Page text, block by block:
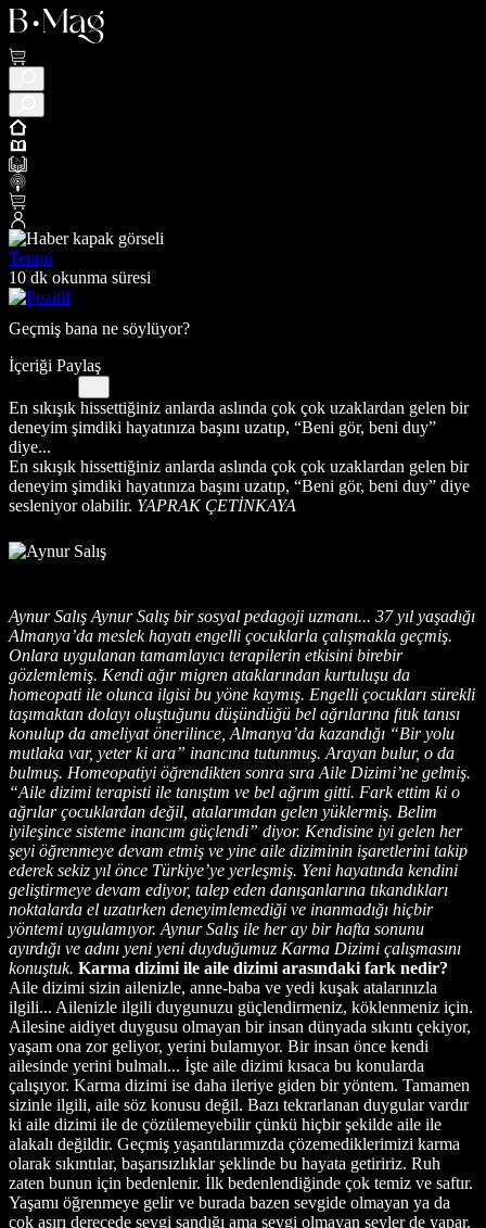
Terapi
10 dk okunma süresi
Geçmiş bana ne söylüyor?
İçeriği Paylaş
En sıkışık hissettiğiniz anlarda aslında çok çok uzaklardan gelen bir
deneyim şimdiki hayatınıza başını uzatıp, “Beni gör, beni duy”
diye...
En sıkışık hissettiğiniz anlarda aslında çok çok uzaklardan gelen bir
deneyim şimdiki hayatınıza başını uzatıp, “Beni gör, beni duy” diye
sesleniyor olabilir. YAPRAK ÇETİNKAYA
Aynur Salış Aynur Salış bir sosyal pedagoji uzmanı... 37 yıl yaşadığı
Almanya’da meslek hayatı engelli çocuklarla çalışmakla geçmiş.
Onlara uygulanan tamamlayıcı terapilerin etkisini birebir
gözlemlemiş. Kendi ağır migren ataklarından kurtuluşu da
homeopati ile olunca ilgisi bu yöne kaymış. Engelli çocukları sürekli
taşımaktan dolayı oluştuğunu düşündüğü bel ağrılarına fıtık tanısı
konulup da ameliyat önerilince, Almanya’da kazandığı “Bir yolu
mutlaka var, yeter ki ara” inancına tutunmuş. Arayan bulur, o da
bulmuş. Homeopatiyi öğrendikten sonra sıra Aile Dizimi’ne gelmiş.
“Aile dizimi terapisti ile tanıştım ve bel ağrım gitti. Fark ettim ki o
ağrılar çocuklardan değil, atalarımdan gelen yüklermiş. Belim
iyileşince sisteme inancım güçlendi” diyor. Kendisine iyi gelen her
şeyi öğrenmeye devam etmiş ve yine aile diziminin işaretlerini takip
ederek sekiz yıl önce Türkiye’ye yerleşmiş. Yeni hayatında kendini
geliştirmeye devam ediyor, talep eden danışanlarına tıkandıkları
noktalarda el uzatırken deneyimlemediği ve inanmadığı hiçbir
yöntemi uygulamıyor. Aynur Salış ile her ay bir hafta sonunu
ayırdığı ve adını yeni yeni duyduğumuz Karma Dizimi çalışmasını
konuştuk. Karma dizimi ile aile dizimi arasındaki fark nedir?
Aile dizimi sizin ailenizle, anne-baba ve yedi kuşak atalarınızla
ilgili... Ailenizle ilgili duygunuzu güçlendirmeniz, köklenmeniz için.
Ailesine aidiyet duygusu olmayan bir insan dünyada sıkıntı çekiyor,
yaşam ona zor geliyor, yerini bulamıyor. Bir insan önce kendi
ailesinde yerini bulmalı... İşte aile dizimi kısaca bu konularda
çalışıyor. Karma dizimi ise daha ileriye giden bir yöntem. Tamamen
sizinle ilgili, aile söz konusu değil. Bazı tekrarlanan duygular vardır
ki aile dizimi ile de çözülemeyebilir çünkü hiçbir şekilde aile ile
alakalı değildir. Geçmiş yaşantılarımızda çözemediklerimizi karma
olarak sıkıntılar, başarısızlıklar şeklinde bu hayata getiririz. Ruh
zaten bunun için bedenlenir. İlk bedenlendiğinde çok temiz ve saftır.
Yaşamı öğrenmeye gelir ve burada bazen sevgide olmayan ya da
çok aşırı derecede sevgi sandığı ama sevgi olmayan şeyler de yapar.